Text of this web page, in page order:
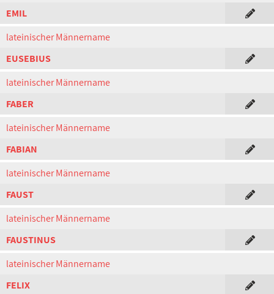
EMIL
lateinischer Männername
EUSEBIUS
lateinischer Männername
FABER
lateinischer Männername
FABIAN
lateinischer Männername
FAUST
lateinischer Männername
FAUSTINUS
lateinischer Männername
FELIX